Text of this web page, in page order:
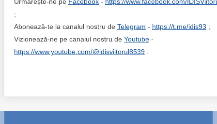
;
Abonează-te la canalul nostru de Telegram - https://t.me/idis93 ;
Vizionează-ne pe canalul nostru de Youtube-
https://www.youtube.com/@idisviitorul8539.